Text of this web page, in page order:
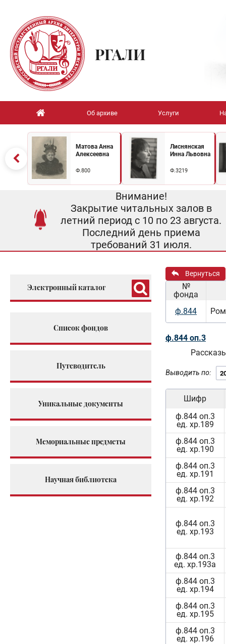
РГАЛИ
Об архиве Услуги
Матова Анна
Алексеевна
Ф.800
Лиснянская
Инна Львовна
Ф.3219
Внимание!
Закрытие читальных залов в
летний период с 10 по 23 августа.
Последний день приема
требований 31 июля.
Электронный каталог
Список фондов
Путеводитель
Уникальные документы
Мемориальные предметы
Научная библиотека
Вернуться
№
фонда
ф.844
ф.844 оп.3
Выводить по:
Шифр
ф.844 оп.3
ед. хр.189
ф.844 оп.3
ед. хр.190
ф.844 оп.3
ед. хр.191
ф.844 оп.3
ед. хр.192
ф.844 оп.3
ед. хр.193
ф.844 оп.3
ед. хр.193а
ф.844 оп.3
ед. хр.194
ф.844 оп.3
ед. хр.195
ф.844 оп.3
ед. хр.196